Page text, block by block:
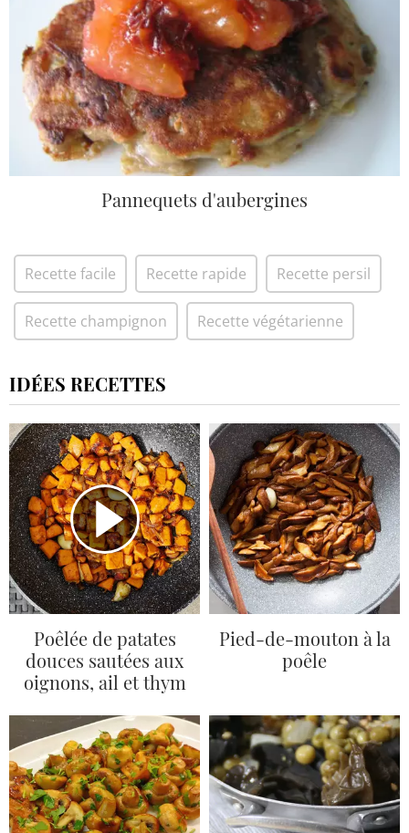
Pannequets d'aubergines
Recette facile Recette rapide Recette persil
Recette champignon Recette végétarienne
IDÉES RECETTES
Poêlée de patates
douces sautées aux
oignons, ail et thym
Pied-de-mouton à la
poêle